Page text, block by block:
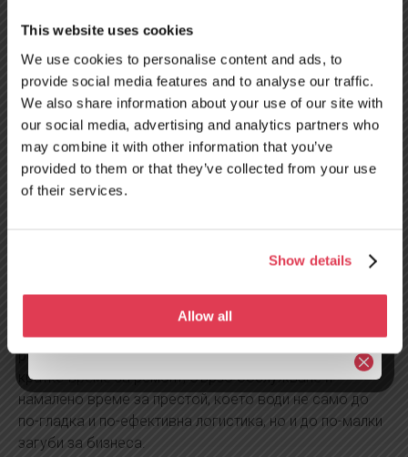
This website uses cookies
We use cookies to personalise content and ads, to
provide social media features and to analyse our traffic.
We also share information about your use of our site with
our social media, advertising and analytics partners who
may combine it with other information that you’ve
provided to them or that they’ve collected from your use
of their services.
Show details
Allow all
Частите, съхранявани на място, гарантират по-бързи
ремонтни процеси, а ползите за клиента са три: по-
кратко време за ремонт, бързо обслужване и
намалено време за престой, което води не само до
по-гладка и по-ефективна логистика, но и до по-малки
загуби за бизнеса.
Нов сервизен
център в Тур,
отворен от 10
август!